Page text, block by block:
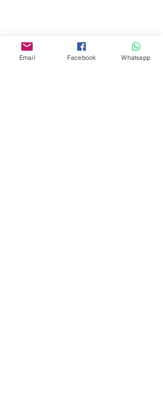
商場2樓275A
Email Facebook Whatsapp